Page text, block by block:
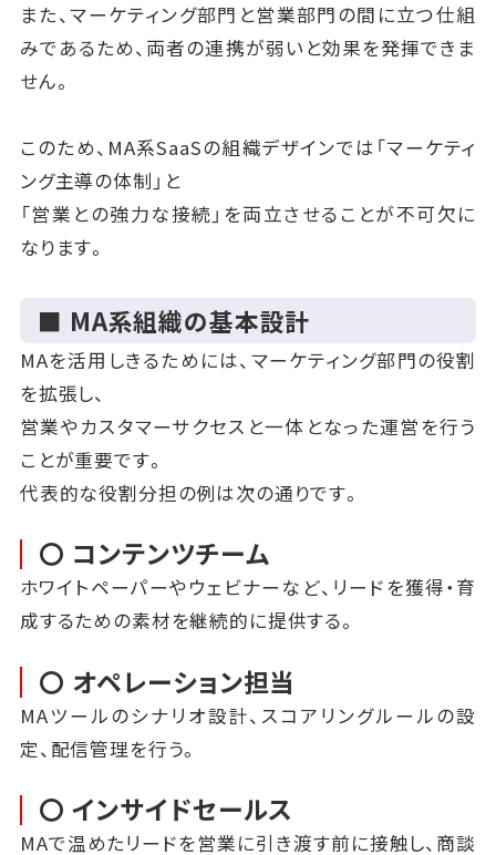
また、マーケティング部門と営業部門の間に立つ仕組
みであるため、両者の連携が弱いと効果を発揮できま
せん。
このため、MA系SaaSの組織デザインでは「マーケティ
ング主導の体制」と
「営業との強力な接続」を両立させることが不可欠に
なります。
■ MA系組織の基本設計
MAを活用しきるためには、マーケティング部門の役割
を拡張し、
営業やカスタマーサクセスと一体となった運営を行う
ことが重要です。
代表的な役割分担の例は次の通りです。
〇 コンテンツチーム
ホワイトペーパーやウェビナーなど、リードを獲得・育
成するための素材を継続的に提供する。
〇 オペレーション担当
MAツールのシナリオ設計、スコアリングルールの設
定、配信管理を行う。
〇 インサイドセールス
MAで温めたリードを営業に引き渡す前に接触し、商談